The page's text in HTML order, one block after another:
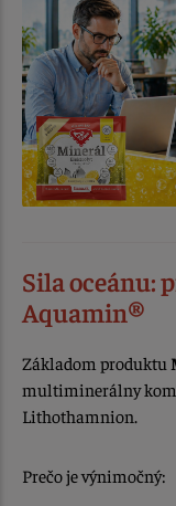
Sila oceánu:
Aquamin®
Základom produktu
multiminerálny
Lithothamnion.
Prečo je výnimočný: